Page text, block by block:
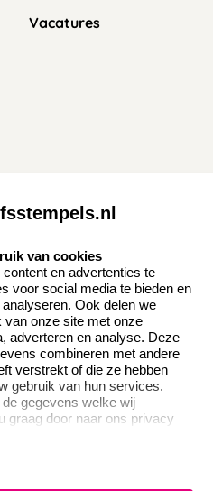
Vacatures
Contact opnemen
Veel gestelde vragen
Retourneren
Herroepingsrecht
van cookies
en advertenties te
voor social media te bieden en
Ook delen we
van onze site met onze
adverteren en analyse. Deze
combineren met andere
verstrekt of die ze hebben
gebruik van hun services.
gegevens welke wij
graag door naar ons privacy